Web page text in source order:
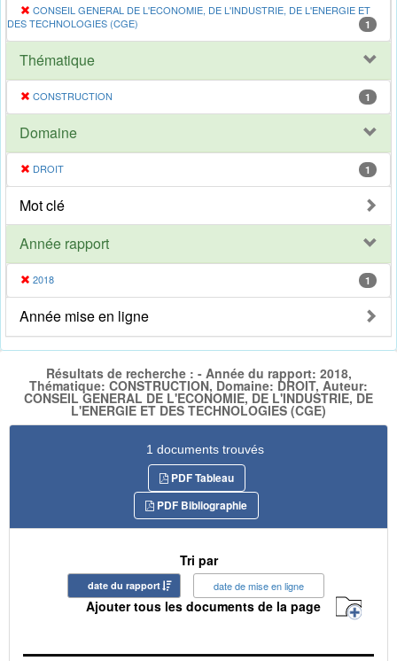
CONSEIL GENERAL DE L'ECONOMIE, DE L'INDUSTRIE, DE L'ENERGIE ET
DES TECHNOLOGIES (CGE)
1
Thématique
CONSTRUCTION 1
Domaine
DROIT 1
Mot clé
Année rapport
2018 1
Année mise en ligne
Résultats de recherche : - Année du rapport: 2018,
Thématique: CONSTRUCTION, Domaine: DROIT, Auteur:
CONSEIL GENERAL DE L'ECONOMIE, DE L'INDUSTRIE, DE
L'ENERGIE ET DES TECHNOLOGIES (CGE)
1 documents trouvés
PDF Tableau
PDF Bibliographie
Tri par
date du rapport date de mise en ligne
Ajouter tous les documents de la page